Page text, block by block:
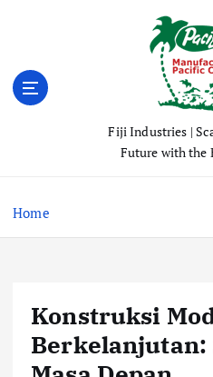
n
Fiji Industries |
Future with the
Home
Konstruksi
Berkelanjutan: